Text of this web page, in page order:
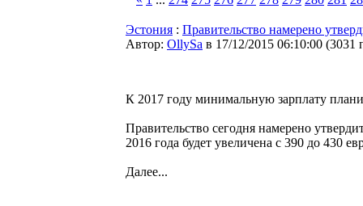
Эстония : Правительство намерено
Автор: OllySa в 17/12/2015 06:10:00 (3031
К 2017 году минимальную зарплату
Правительство сегодня намерено
2016 года будет увеличена с 390 до 430
Далее...